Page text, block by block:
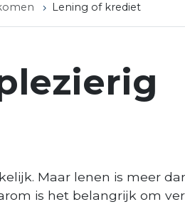
Lening of krediet
Maar lenen is meer
is het belangrijk om